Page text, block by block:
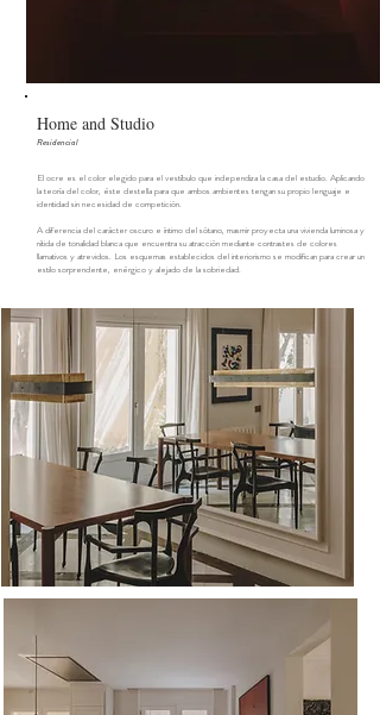
Home and Studio
Residencial
El ocre es el color elegido para el vestíbulo que independiza la casa del estudio. Aplicando
la teoría del color, éste destella para que ambos ambientes tengan su propio lenguaje e
identidad sin necesidad de competición.
A diferencia del carácter oscuro e íntimo del sótano, masmir proyecta una vivienda luminosa y
nítida de tonalidad blanca que encuentra su atracción mediante contrastes de colores
llamativos y atrevidos. Los esquemas establecidos del interiorismo se modifican para crear un
estilo sorprendente, enérgico y alejado de la sobriedad.